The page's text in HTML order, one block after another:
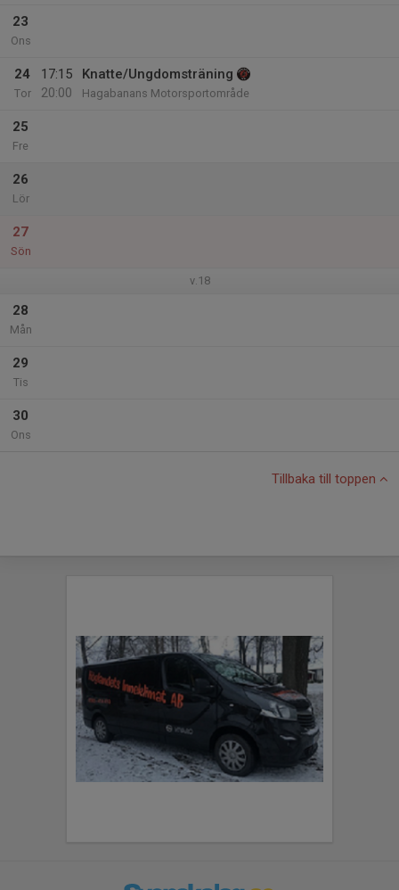
23
Ons
24
Tor
17:15
20:00
Knatte/Ungdomsträning
Hagabanans Motorsportområde
25
Fre
26
Lör
27
Sön
v.18
28
Mån
29
Tis
30
Ons
Tillbaka till toppen